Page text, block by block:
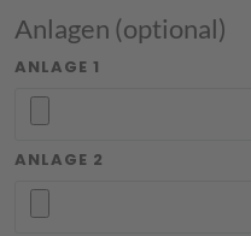
Anlagen (optional)
ANLAGE 1
ANLAGE 2